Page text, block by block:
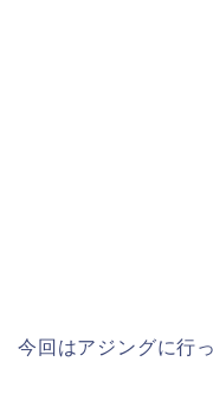
今回はアジングに行